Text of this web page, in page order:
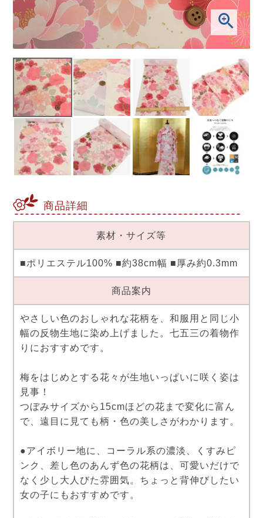
商品詳細
素材・サイズ等
■ポリエステル100% ■約38cm幅 ■厚み約0.3mm
商品案内
やさしい色のおしゃれな花柄を、和服用と同じ小
幅の反物生地に染め上げました。七五三の着物作
りにおすすめです。
梅をはじめとする花々が生地いっぱいに咲く姿は
見事！
つぼみサイズから15cmほどの花まで変化に富ん
で、遠目に見ても柄・色の美しさがわかります。
●アイボリー地に、コーラル系の濃淡、くすみピ
ンク、差し色のあんず色の花柄は、可愛いだけで
なく少し大人びた雰囲気。ちょっと背伸びしたい
女の子にもおすすめです。